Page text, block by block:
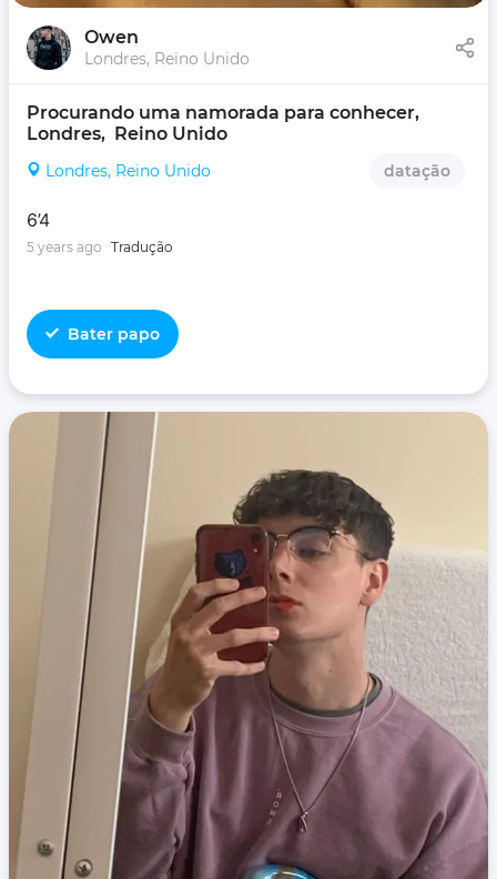
Owen
Londres, Reino Unido
Procurando uma namorada para conhecer,
Londres,  Reino Unido
Londres, Reino Unido datação
6’4
5 years ago Tradução
Bater papo